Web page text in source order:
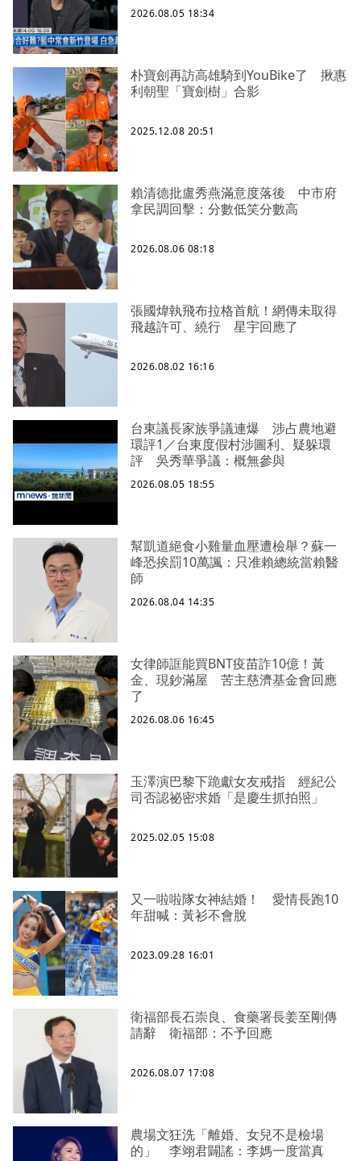
2026.08.05 18:34
朴寶劍再訪高雄騎到YouBike了 揪惠
利朝聖「寶劍樹」合影
2025.12.08 20:51
賴清德批盧秀燕滿意度落後 中市府
拿民調回擊：分數低笑分數高
2026.08.06 08:18
張國煒執飛布拉格首航！網傳未取得
飛越許可、繞行 星宇回應了
2026.08.02 16:16
台東議長家族爭議連爆 涉占農地避
環評1／台東度假村涉圖利、疑躲環
評 吳秀華爭議：概無參與
2026.08.05 18:55
幫凱道絕食小雞量血壓遭檢舉？蘇一
峰恐挨罰10萬諷：只准賴總統當賴醫
師
2026.08.04 14:35
女律師誆能買BNT疫苗詐10億！黃
金、現鈔滿屋 苦主慈濟基金會回應
了
2026.08.06 16:45
玉澤演巴黎下跪獻女友戒指 經紀公
司否認祕密求婚「是慶生抓拍照」
2025.02.05 15:08
又一啦啦隊女神結婚！ 愛情長跑10
年甜喊：黃衫不會脫
2023.09.28 16:01
衛福部長石崇良、食藥署長姜至剛傳
請辭 衛福部：不予回應
2026.08.07 17:08
農場文狂洗「離婚、女兒不是檢場
的」 李翊君闢謠：李媽一度當真